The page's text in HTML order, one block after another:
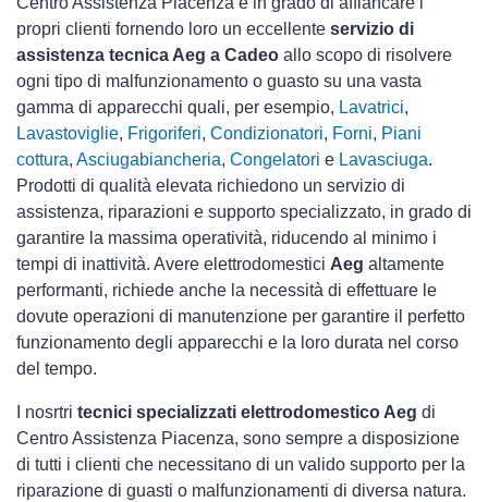
propri clienti fornendo loro un eccellente servizio di
assistenza tecnica Aeg a Cadeo allo scopo di risolvere
ogni tipo di malfunzionamento o guasto su una vasta
gamma di apparecchi quali, per esempio, Lavatrici,
Lavastoviglie, Frigoriferi, Condizionatori, Forni, Piani
cottura, Asciugabiancheria, Congelatori e Lavasciuga.
Prodotti di qualità elevata richiedono un servizio di
assistenza, riparazioni e supporto specializzato, in grado di
garantire la massima operatività, riducendo al minimo i
tempi di inattività. Avere elettrodomestici Aeg altamente
performanti, richiede anche la necessità di effettuare le
dovute operazioni di manutenzione per garantire il perfetto
funzionamento degli apparecchi e la loro durata nel corso
del tempo.
I nosrtri tecnici specializzati elettrodomestico Aeg di
Centro Assistenza Piacenza, sono sempre a disposizione
di tutti i clienti che necessitano di un valido supporto per la
riparazione di guasti o malfunzionamenti di diversa natura.